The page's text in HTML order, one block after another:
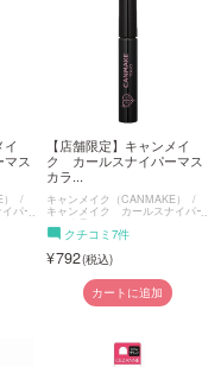
イ
ス
パー
【店舗限定】キャンメイ
ク カールスナイパーマス
カラ...
キャンメイク（CANMAKE）
キャンメイク カールスナイパー
マスカラ
クチコミ7件
792
カートに追加